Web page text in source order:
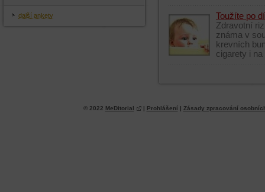
další ankety
Toužíte po
Zdravotní
známa v
krevních
cigarety i
© 2022 MeDitorial | Prohlášení| Zásady zpracování